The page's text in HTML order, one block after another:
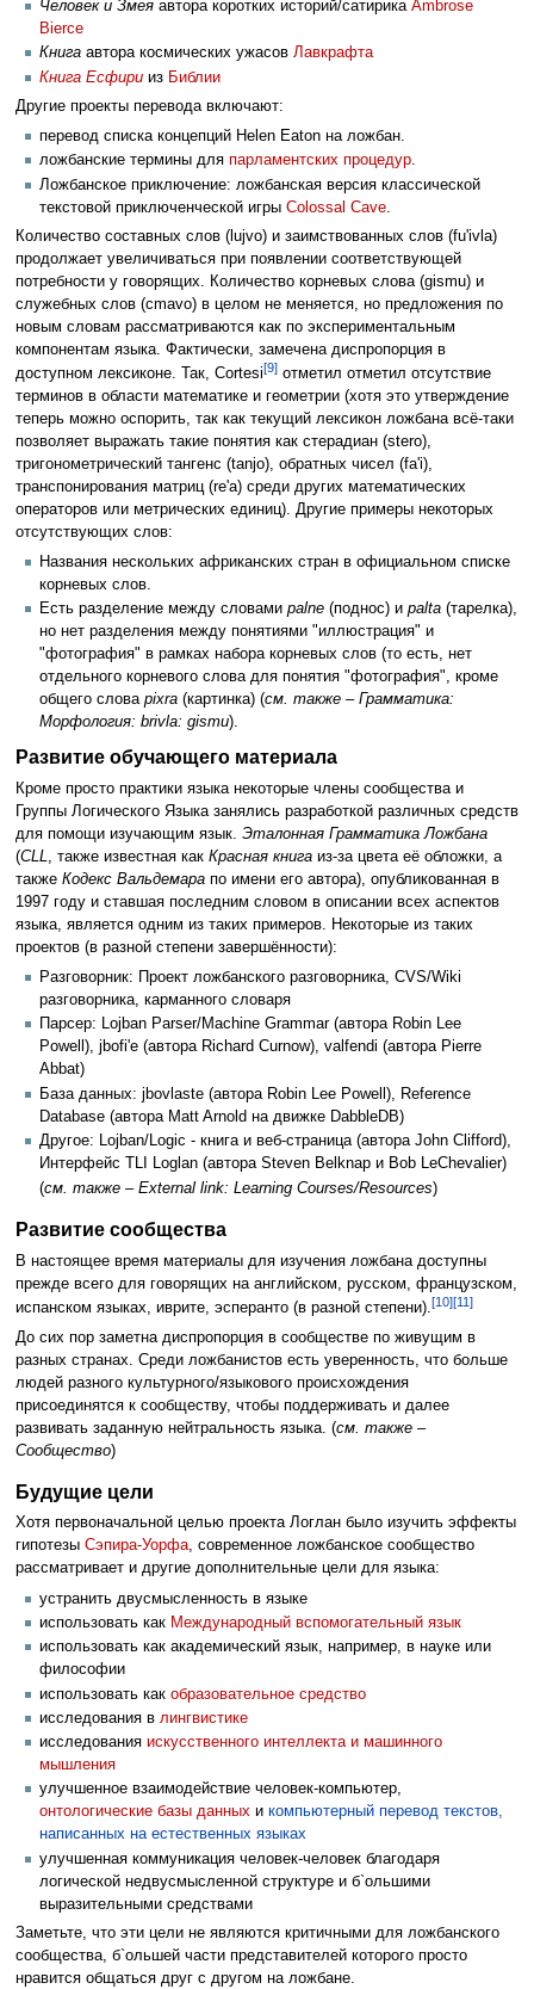
Человек и Змея автора коротких историй/сатирика Ambrose
Bierce
Книга автора космических ужасов Лавкрафта
Книга Есфири из Библии
Другие проекты перевода включают:
перевод списка концепций Helen Eaton на ложбан.
ложбанские термины для парламентских процедур.
Ложбанское приключение: ложбанская версия классической
текстовой приключенческой игры Colossal Cave
Количество составных слов (lujvo) и заимствованных слов (fu'ivla)
продолжает увеличиваться при появлении соответствующей
потребности у говорящих. Количество корневых слова (gismu) и
служебных слов (cmavo) в целом не меняется, но предложения по
новым словам рассматриваются как по экспериментальным
компонентам языка. Фактически, замечена диспропорция в
доступном лексиконе. Так, Cortesi[9]отметил отметил отсутствие
терминов в области математике и геометрии (хотя это утверждение
теперь можно оспорить, так как текущий лексикон ложбана всё-таки
позволяет выражать такие понятия как стерадиан (stero),
тригонометрический тангенс (tanjo), обратных чисел (fa'i),
транспонирования матриц (re'a) среди других математических
операторов или метрических единиц). Другие примеры некоторых
отсутствующих слов:
Названия нескольких африканских стран в официальном списке
корневых слов.
Есть разделение между словами palne (поднос) и palta (тарелка),
но нет разделения между понятиями "иллюстрация" и
"фотография" в рамках набора корневых слов (то есть, нет
отдельного корневого слова для понятия "фотография", кроме
общего слова pixra (картинка) (см. также – Грамматика:
Морфология: brivla: gismu).
Развитие обучающего материала
Кроме просто практики языка некоторые члены сообщества и
Группы Логического Языка занялись разработкой различных средств
для помощи изучающим язык. Эталонная Грамматика Ложбана
(CLL , также известная как Красная книгаиз-за цвета её обложки, а
также Кодекс Вальдемарапо имени его автора), опубликованная в
1997 году и ставшая последним словом в описании всех аспектов
языка, является одним из таких примеров. Некоторые из таких
проектов (в разной степени завершённости):
Разговорник: Проект ложбанского разговорника, CVS/Wiki
разговорника, карманного словаря
Парсер: Lojban Parser/Machine Grammar (автора Robin Lee
Powell), jbofi'e (автора Richard Curnow), valfendi (автора Pierre
Abbat)
База данных: jbovlaste (автора Robin Lee Powell), Reference
Database (автора Matt Arnold на движке DabbleDB)
Другое: Lojban/Logic - книга и веб-страница (автора John Clifford),
Интерфейс TLI Loglan (автора Steven Belknap и Bob LeChevalier)
(см. также – External link: Learning Courses/Resources)
Развитие сообщества
В настоящее время материалы для изучения ложбана доступны
прежде всего для говорящих на английском, русском, французском,
испанском языках, иврите, эсперанто (в разной степени).[10][11]
До сих пор заметна диспропорция в сообществе по живущим в
разных странах. Среди ложбанистов есть уверенность, что больше
людей разного культурного/языкового происхождения
присоединятся к сообществу, чтобы поддерживать и далее
развивать заданную нейтральность языка. (см. также –
Сообщество)
Будущие цели
Хотя первоначальной целью проекта Логлан было изучить эффекты
гипотезы Сэпира-Уорфа, современное ложбанское сообщество
рассматривает и другие дополнительные цели для языка:
устранить двусмысленность в языке
использовать как Международный вспомогательный язык
использовать как академический язык, например, в науке или
философии
использовать как образовательное средство
исследования в лингвистике
исследования искусственного интеллекта и машинного
мышления
улучшенное взаимодействие человек-компьютер,
онтологические базы данных и компьютерный перевод текстов,
написанных на естественных языках
улучшенная коммуникация человек-человек благодаря
логической недвусмысленной структуре и б`ольшими
выразительными средствами
Заметьте, что эти цели не являются критичными для ложбанского
сообщества, б`ольшей части представителей которого просто
нравится общаться друг с другом на ложбане.